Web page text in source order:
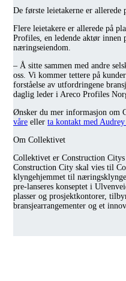
De første leietakerne er allerede
Flere leietakere er allerede på
Profiles, en ledende aktør innen
næringseiendom.
– Å sitte sammen med andre
oss. Vi kommer tettere på
forståelse av utfordringene
daglig leder i Areco Profiles
Ønsker du mer informasjon om
våre eller ta kontakt med
Om Collektivet
Collektivet er Construction
Construction City skal vies til
klyngehjemmet til
pre-lanseres konseptet i
plasser og prosjektkontorer,
bransjearrangementer og et